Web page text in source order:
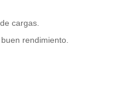
cargas.
rendimiento.